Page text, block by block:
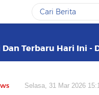
Terbaru Hari Ini -
Selasa, 31 Mar 2026